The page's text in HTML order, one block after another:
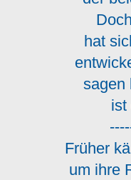
hat
sagen
ist
Früher
um ihre